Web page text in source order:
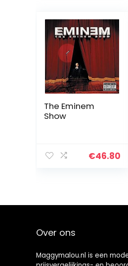
The Eminem
Show
€46.80
Over ons
Maggymalou.nl is een